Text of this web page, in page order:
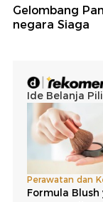
Gelombang
negara Siaga